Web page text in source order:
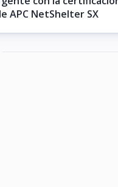
APC NetShelter SX